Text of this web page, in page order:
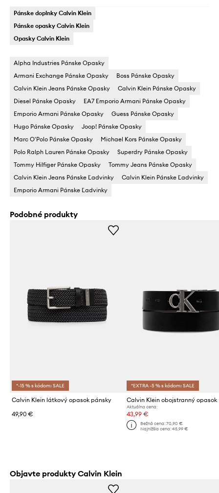
Pánske doplnky Calvin Klein
Pánske opasky Calvin Klein
Opasky Calvin Klein
Alpha Industries Pánske Opasky
Armani Exchange Pánske Opasky
Boss Pánske Opasky
Calvin Klein Jeans Pánske Opasky
Calvin Klein Pánske Opasky
Diesel Pánske Opasky
EA7 Emporio Armani Pánske Opasky
Emporio Armani Pánske Opasky
Guess Pánske Opasky
Hugo Pánske Opasky
Joop! Pánske Opasky
Marc O'Polo Pánske Opasky
Michael Kors Pánske Opasky
Polo Ralph Lauren Pánske Opasky
Superdry Pánske Opasky
Tommy Hilfiger Pánske Opasky
Tommy Jeans Pánske Opasky
Calvin Klein Jeans Pánske Ľadvinky
Calvin Klein Pánske Ľadvinky
Emporio Armani Pánske Ľadvinky
Podobné produkty
*-15 % s kódom: SALE
Calvin Klein látkový opasok pánsky
49,90 €
*EXTRA -5 % s kódom: SALE
Aktuálna cena:
43,99 €
Bežná cena: 70,90 €
Najnižšia cena: 45,99 €
Objavte produkty Calvin Klein